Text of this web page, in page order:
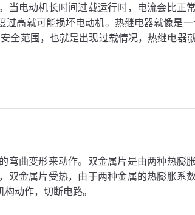
当电动机长时间过载运行时，电流会比正
高就可能损坏电动机。热继电器就像是一
全范围，也就是出现过载情况，热继电器
弯曲变形来动作。双金属片是由两种热膨
金属片受热，由于两种金属的热膨胀系数
动作，切断电路。